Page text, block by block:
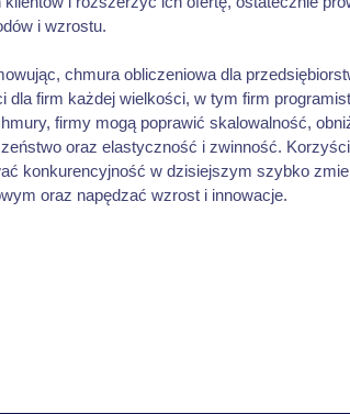
i wzrostu.
chmura obliczeniowa dla
dla firm każdej wielkości, w tym firm
firmy mogą poprawić skalowalność,
oraz elastyczność i zwinność.
konkurencyjność w dzisiejszym szybko
oraz napędzać wzrost i innowacje.